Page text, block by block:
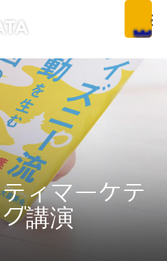
ィマーケテ
講演